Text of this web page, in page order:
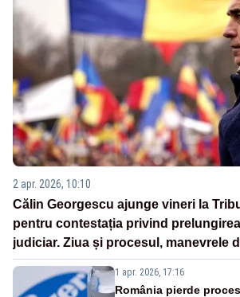
2 apr. 2026, 10:10
Călin Georgescu ajunge vineri la
pentru contestația privind
judiciar. Ziua și procesul, manevrele
Sistemului
1 apr. 2026, 17:16
România pierde